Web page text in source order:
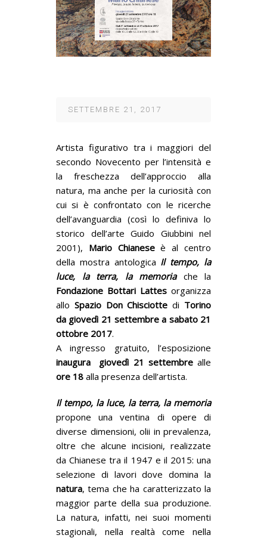
SETTEMBRE 21, 2017
Artista figurativo tra i maggiori del
secondo Novecento per l’intensità e
la freschezza dell’approccio alla
natura, ma anche per la curiosità con
cui si è confrontato con le ricerche
dell’avanguardia (così lo definiva lo
storico dell’arte Guido Giubbini nel
2001), Mario Chianeseè al centro
della mostra antologica Il tempo, la
luce, la terra, la memoriache la
Fondazione Bottari Lattes organizza
allo Spazio Don Chisciottedi Torino
da giovedì 21 settembre a sabato 21
ottobre 2017.
A ingresso gratuito, l’esposizione
inaugura giovedì 21 settembrealle
ore 18 alla presenza dell’artista.
Il tempo, la luce, la terra, la memoria
propone una ventina di opere di
diverse dimensioni, olii in prevalenza,
oltre che alcune incisioni, realizzate
da Chianese tra il 1947 e il 2015: una
selezione di lavori dove domina la
natura, tema che ha caratterizzato la
maggior parte della sua produzione.
La natura, infatti, nei suoi momenti
stagionali, nella realtà come nella